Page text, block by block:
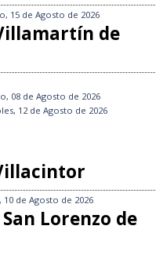
15 de Agosto de 2026
de
08 de Agosto de 2026
12 de Agosto de 2026
10 de Agosto de 2026
Lorenzo de